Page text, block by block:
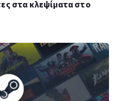
στα κλεψίματα στο